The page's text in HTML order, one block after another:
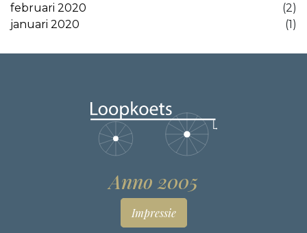
februari 2020
(2)
januari 2020
(1)
Anno 2005
Impressie